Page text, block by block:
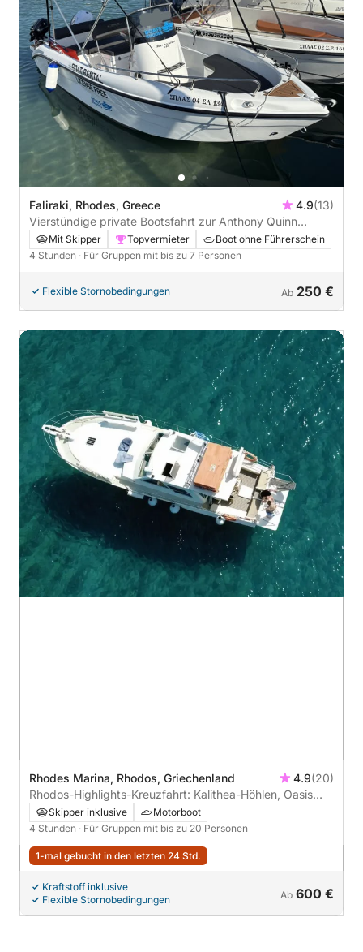
Faliraki, Rhodes, Greece 4.9(13)
Vierstündige private Bootsfahrt zur Anthony Quinn
Bucht, Ladiko & Traounou Höhlen.
Mit Skipper Topvermieter
Boot ohne Führerschein
4 Stunden · Für Gruppen mit bis zu 7 Personen
Flexible Stornobedingungen Ab 250 €
Rhodes Marina, Rhodos, Griechenland 4.9(20)
Rhodos-Highlights-Kreuzfahrt: Kalithea-Höhlen, Oasis
Bay und Kalami Beach – 4-stündiges Abenteuer
Skipper inklusive
Motorboot
4 Stunden · Für Gruppen mit bis zu 20 Personen
1-mal gebucht in den letzten 24 Std.
Kraftstoff inklusive
Flexible Stornobedingungen
Ab 600 €